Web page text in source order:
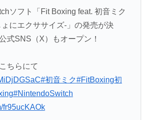
ソフト「Fit Boxing feat. 初音ミク
にエクササイズ-」の発売が決
式SNS（X）もオープン！
ちらにて
#初音ミク#FitBoxing初
#NintendoSwitch
fr95ucKAOk